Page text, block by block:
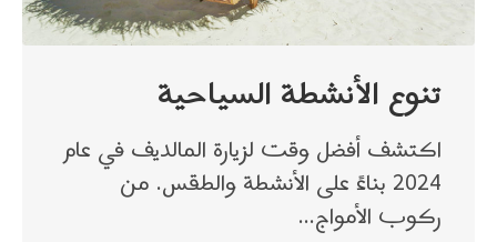
تنوع الأنشطة السياحية
اكتشف أفضل وقت لزيارة المالديف في عام
2024 بناءً على الأنشطة والطقس. من
ركوب الأمواج…